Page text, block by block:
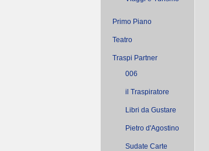
Primo Piano
Teatro
Traspi Partner
006
il Traspiratore
Libri da Gustare
Pietro d'Agostino
Sudate Carte